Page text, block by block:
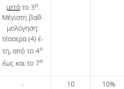
μετάτο 3ο.
Μέγιστη βαθ­
μολόγηση:
τέσσερα (4) έ­
τη, από το 4ο
έως και το 7ο
- 10 10%